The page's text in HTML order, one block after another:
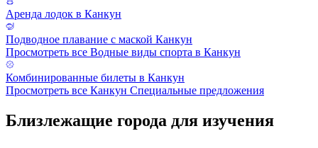
Аренда лодок в Канкун
Подводное плавание с маской Канкун
Просмотреть все Водные виды спорта в Канкун
Комбинированные билеты в Канкун
Просмотреть все Канкун Специальные предложения
Близлежащие города для изучения